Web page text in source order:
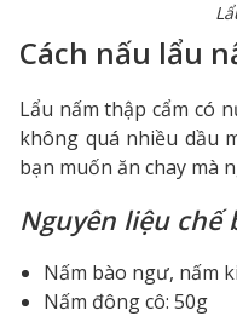
Cách nấu lẩu
Lẩu nấm thập cẩm có
không quá nhiều dầu
bạn muốn ăn chay mà
Nguyên liệu chế
Nấm bào ngư, nấm
Nấm đông cô: 50g